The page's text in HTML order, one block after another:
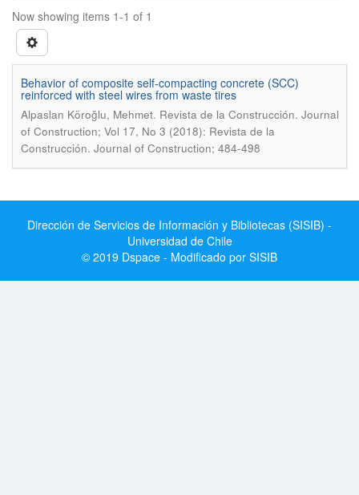
Now showing items 1-1 of 1
Behavior of composite self-compacting concrete (SCC)
reinforced with steel wires from waste tires
Alpaslan Köroğlu, Mehmet. Revista de la Construcción. Journal
of Construction; Vol 17, No 3 (2018): Revista de la
Construcción. Journal of Construction; 484-498
Dirección de Servicios de Información y Bibliotecas (SISIB) -
Universidad de Chile
© 2019 Dspace - Modificado por SISIB